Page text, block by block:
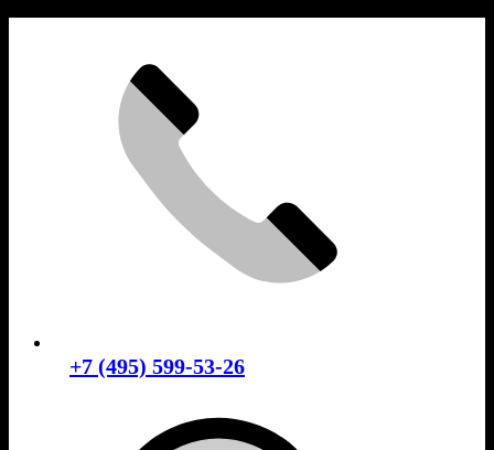
+7 (495) 599-53-26